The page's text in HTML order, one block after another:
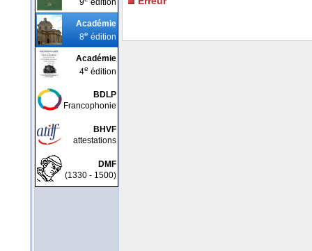
9
édition
Académie
8e édition
Académie
4e édition
BDLP
Francophonie
BHVF
attestations
DMF
(1330 - 1500)